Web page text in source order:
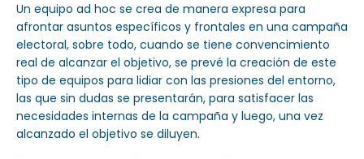
Un equipo ad hoc se crea de manera expresa para
afrontar asuntos específicos y frontales en una campaña
electoral, sobre todo, cuando se tiene convencimiento
real de alcanzar el objetivo, se prevé la creación de este
tipo de equipos para lidiar con las presiones del entorno,
las que sin dudas se presentarán, para satisfacer las
necesidades internas de la campaña y luego, una vez
alcanzado el objetivo se diluyen.